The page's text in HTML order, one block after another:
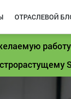
ОТРАСЛЕВОЙ